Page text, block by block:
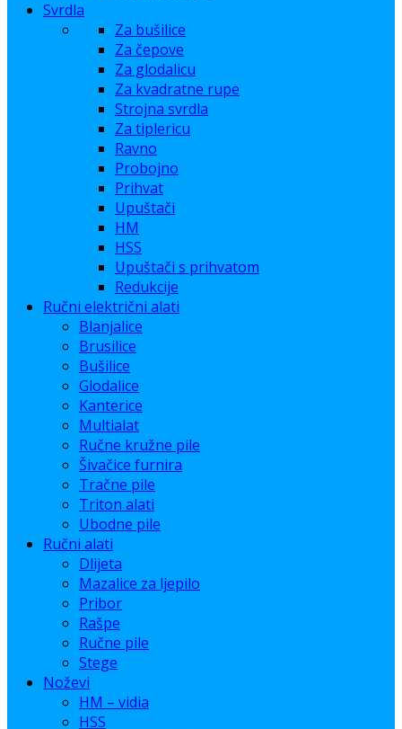
Svrdla
Za bušilice
Za čepove
Za glodalicu
Za kvadratne rupe
Strojna svrdla
Za tiplericu
Ravno
Probojno
Prihvat
Upuštači
HM
HSS
Upuštači s prihvatom
Redukcije
Ručni električni alati
Blanjalice
Brusilice
Bušilice
Glodalice
Kanterice
Multialat
Ručne kružne pile
Šivačice furnira
Tračne pile
Triton alati
Ubodne pile
Ručni alati
Dlijeta
Mazalice za ljepilo
Pribor
Rašpe
Ručne pile
Stege
Noževi
HM – vidia
HSS